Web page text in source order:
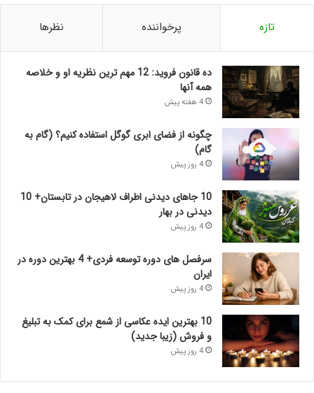
تازه پرخواننده نظرها
ده قانون فروید: 12 مهم ترین نظریه او و خلاصه
همه آنها
4 هفته پیش
چگونه از فضای ابری گوگل استفاده کنیم؟ (گام به
گام)
4 روز پیش
10 جاهای دیدنی اطراف لاهیجان در تابستان+ 10
دیدنی در بهار
4 روز پیش
سرفصل های دوره توسعه فردی+ 4 بهترین دوره در
ایران
4 روز پیش
10 بهترین ایده عکاسی از شمع برای کمک به تبلیغ
و فروش (زیبا جدید)
4 روز پیش